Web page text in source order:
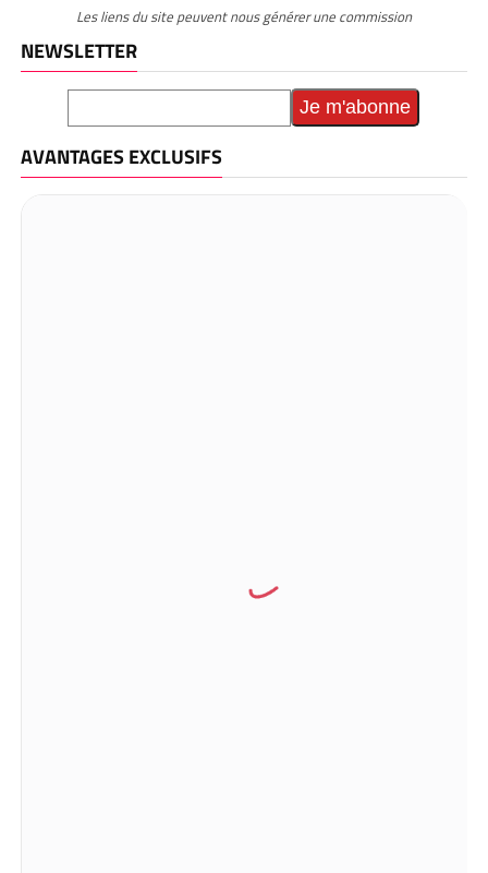
Les liens du site peuvent nous générer une commission
NEWSLETTER
AVANTAGES EXCLUSIFS